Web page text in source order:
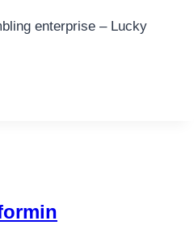
enterprise – Lucky